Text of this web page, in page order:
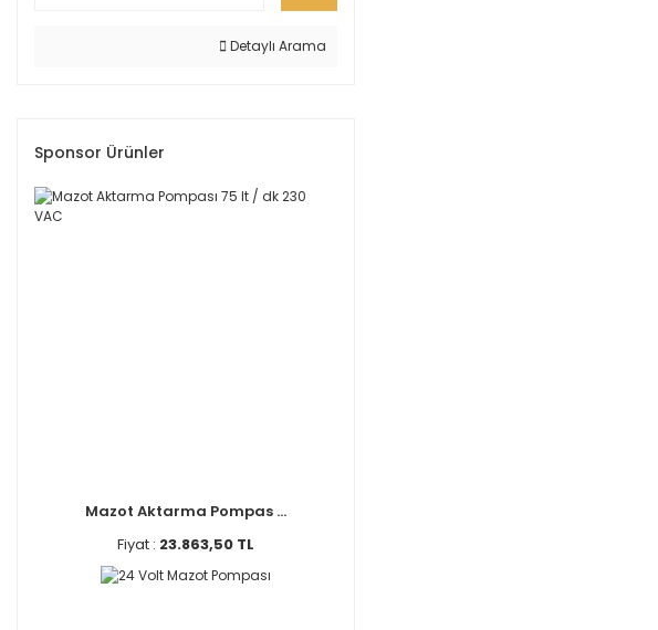
Detaylı Arama
Sponsor Ürünler
Mazot Aktarma Pompas ...
Fiyat : 23.863,50 TL